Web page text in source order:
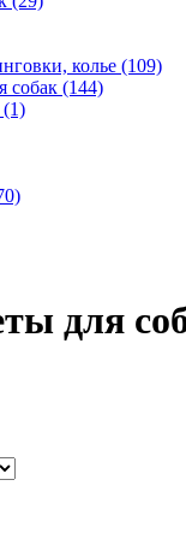
колье (109)
собак (144)
(1)
для